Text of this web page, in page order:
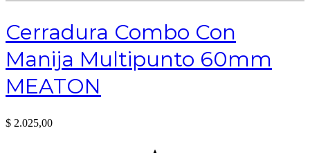
Cerradura Combo Con
Manija Multipunto 60mm
MEATON
$ 2.025,00